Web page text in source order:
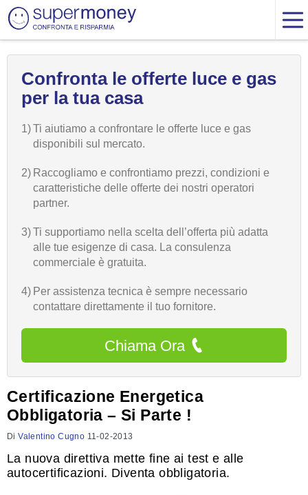
Confronta le offerte luce e gas
per la tua casa
1)Ti aiutiamo a confrontare le offerte luce e gas
disponibili sul mercato.
2) Raccogliamo e confrontiamo prezzi, condizioni e
caratteristiche delle offerte dei nostri operatori
partner.
3)Ti supportiamo nella scelta dell’offerta più adatta
alle tue esigenze di casa. La consulenza
commerciale è gratuita.
4) Per assistenza tecnica è sempre necessario
contattare direttamente il tuo fornitore.
Chiama Ora
Certificazione Energetica
Obbligatoria – Si Parte !
DiValentino Cugno 11-02-2013
La nuova direttiva mette fine ai test e alle
autocertificazioni. Diventa obbligatoria.